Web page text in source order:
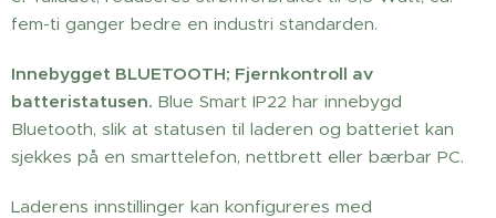
fem-ti ganger bedre en industri standarden.
Innebygget BLUETOOTH; Fjernkontroll av
batteristatusen. Blue Smart IP22 har innebygd
Bluetooth, slik at statusen til laderen og batteriet kan
sjekkes på en smarttelefon, nettbrett eller bærbar PC.
Laderens innstillinger kan konfigureres med